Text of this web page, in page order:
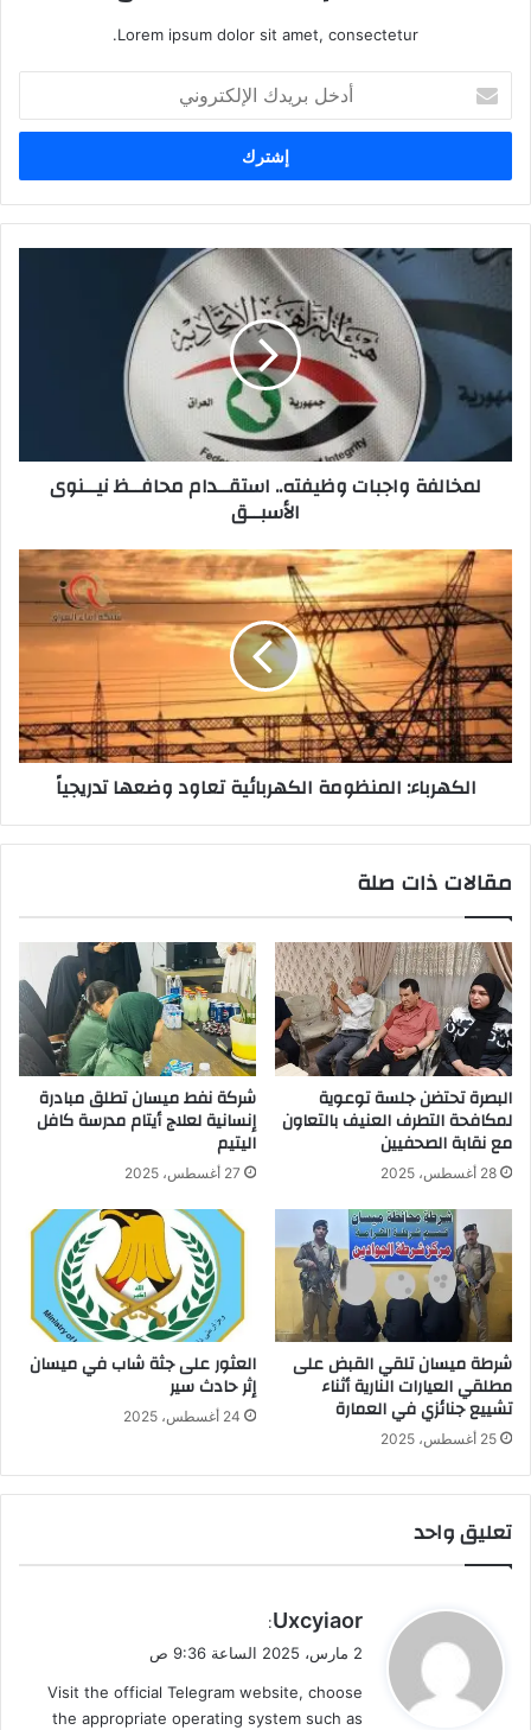
Lorem ipsum dolor sit amet, consectetur.
بريدك
الإلكتروني
لمخالفة
وظيفته..
استقــدام
محافــظ
الأسبــق
لمخالفة واجبات وظيفته.. استقــدام محافــظ نيــنوى
الأسبــق
الكهرباء:
المنظومة
الكهربائية
تعاود
وضعها
تدريجياً
الكهرباء: المنظومة الكهربائية تعاود وضعها تدريجياً
مقالات ذات صلة
البصرة تحتضن جلسة توعوية
لمكافحة التطرف العنيف بالتعاون
مع نقابة الصحفيين
28 أغسطس، 2025
شركة نفط ميسان تطلق مبادرة
إنسانية لعلاج أيتام مدرسة كافل
اليتيم
27 أغسطس، 2025
شرطة ميسان تلقي القبض على
مطلقي العيارات النارية أثناء
تشييع جنائزي في العمارة
25 أغسطس، 2025
العثور على جثة شاب في ميسان
إثر حادث سير
24 أغسطس، 2025
تعليق واحد
ي
ق
ل
Uxcyiaor
:
2 مارس، 2025 الساعة 9:36 ص
Visit the official Telegram website, choose
the appropriate operating system such as